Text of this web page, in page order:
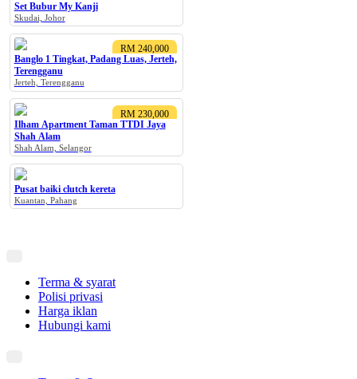
Set Bubur My Kanji
Skudai, Johor
RM 240,000
Banglo 1 Tingkat, Padang Luas, Jerteh,
Terengganu
Jerteh, Terengganu
RM 230,000
Ilham Apartment Taman TTDI Jaya
Shah Alam
Shah Alam, Selangor
Pusat baiki clutch kereta
Kuantan, Pahang
Terma & syarat
Polisi privasi
Harga iklan
Hubungi kami